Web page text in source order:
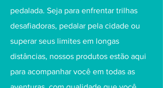
pedalada. Seja para enfrentar trilhas
desafiadoras, pedalar pela cidade ou
superar seus limites em longas
distâncias, nossos produtos estão aqui
para acompanhar você em todas as